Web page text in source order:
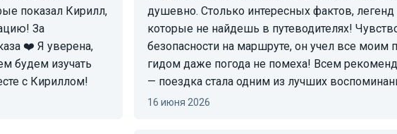
показал Кирилл,
За
❤️ Я уверена,
будем изучать
с Кириллом!
душевно. Столько интересных фактов,
которые не найдешь в путеводителях!
безопасности на маршруте, он учел все моим
гидом даже погода не помеха! Всем
— поездка стала одним из лучших
16 июня 2026